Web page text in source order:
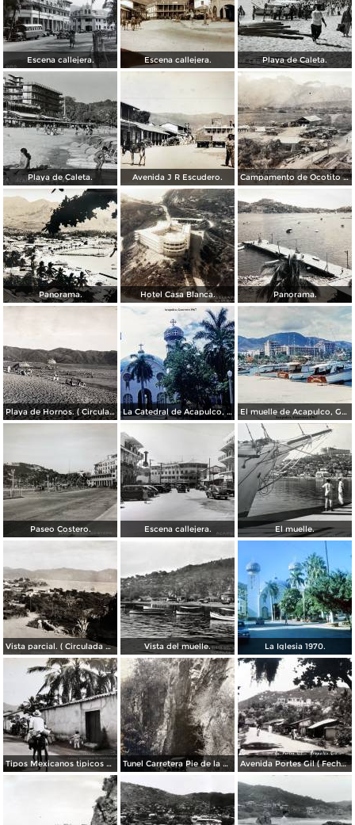
Escena callejera. Escena callejera. Playa de Caleta.
Playa de Caleta. Avenida J R Escudero. Campamento de Ocotito Carretera de Mexico-Acapulco.
Panorama. Hotel Casa Blanca. Panorama.
Playa de Hornos. ( Circulada el 21 de Marzo de 1940 ). La Catedral de Acapulco, Guerrero 1967. El muelle de Acapulco, Guerrero 1967.
Paseo Costero. Escena callejera. El muelle.
Vista parcial. ( Circulada el 23 de Mayo de 1935 ). Vista del muelle. La Iglesia 1970.
Tipos Mexicanos tipicos aguadores.. Tunel Carretera Pie de la Cuesta Acapulco . Avenida Portes Gil ( Fechada el en 1931 ).